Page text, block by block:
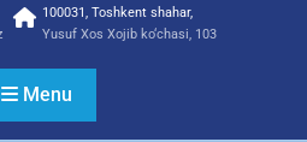
100031, Toshkent shahar,
Yusuf Xos Xojib ko‘chasi, 103
Menu